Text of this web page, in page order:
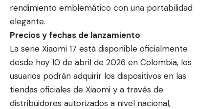
rendimiento emblemático con una portabilidad
elegante.
Precios y fechas de lanzamiento
La serie Xiaomi 17 está disponible oficialmente
desde hoy 10 de abril de 2026 en Colombia, los
usuarios podrán adquirir los dispositivos en las
tiendas oficiales de Xiaomi y a través de
distribuidores autorizados a nivel nacional,